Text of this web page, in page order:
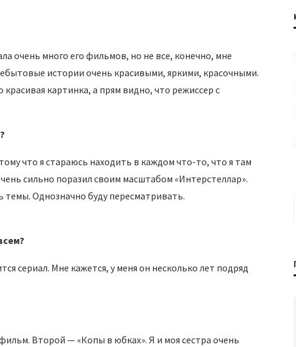
очень много его фильмов, но не все, конечно, мне
истории очень красивыми, яркими, красочными.
картинка, а прям видно, что режиссер с
что я стараюсь находить в каждом что-то, что я там
сильно поразил своим масштабом «Интерстеллар».
темы. Однозначно буду пересматривать.
сериал. Мне кажется, у меня он несколько лет подряд
Второй — «Копы в юбках». Я и моя сестра очень